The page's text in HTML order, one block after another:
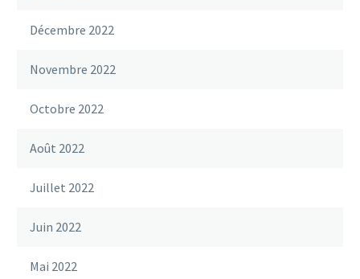
Décembre 2022
Novembre 2022
Octobre 2022
Août 2022
Juillet 2022
Juin 2022
Mai 2022